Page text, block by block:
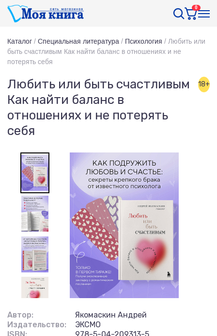
0
Каталог / Специальная литература / Психология / Любить или
быть счастливым Как найти баланс в отношениях и не
потерять себя
Любить или быть счастливым
Как найти баланс в
отношениях и не потерять
себя
18+
Автор:
Якомаскин Андрей
Издательство:
ЭКСМО